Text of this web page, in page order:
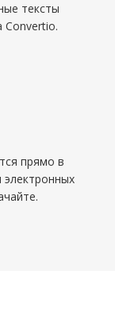
тексты
Convertio.
прямо в
электронных